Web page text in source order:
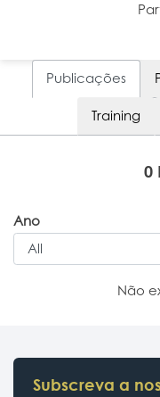
Publicações
Training
0
Ano
Não
Subscreva a